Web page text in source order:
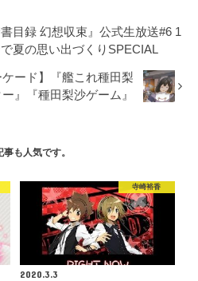
書目録 幻想収束』公式生放送#6 1
夏の思い出づくりSPECIAL
ケード】『艦これ種田梨
』『種田梨沙ゲーム』
も人気です。
寺崎裕香
2020.3.3